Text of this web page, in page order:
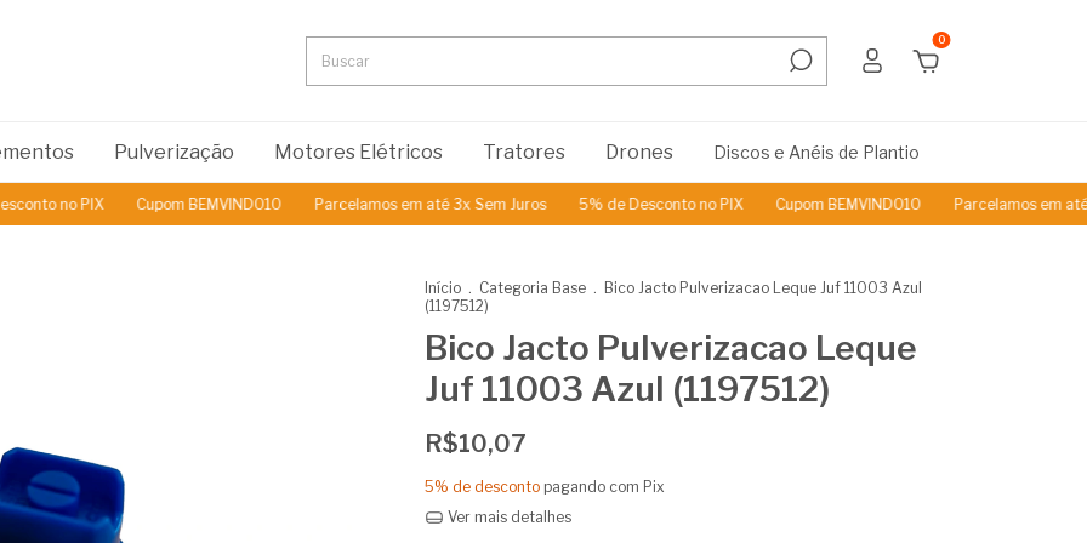
0
Pulverização Motores Elétricos Tratores Drones Discos e Anéis de Plantio
no PIX Cupom BEMVINDO10 Parcelamos em até 3x Sem Juros 5% de Desconto no PIX Cupom BEMVINDO10 Parcelamos em até 3x
Início . Categoria Base . Bico Jacto Pulverizacao Leque Juf 11003 Azul
(1197512)
Bico Jacto Pulverizacao Leque
Juf 11003 Azul (1197512)
R$10,07
5% de desconto pagando com Pix
Ver mais detalhes